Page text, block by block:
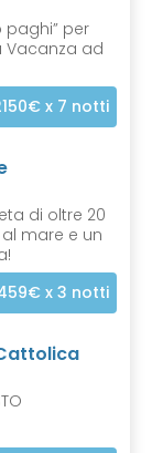
paghi” per
Vacanza ad
x 7 notti
di oltre 20
mare e un
x 3 notti